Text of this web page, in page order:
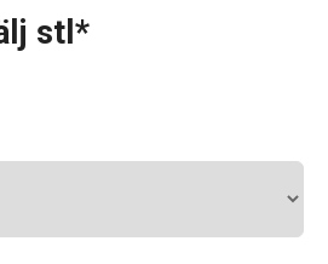
stl*